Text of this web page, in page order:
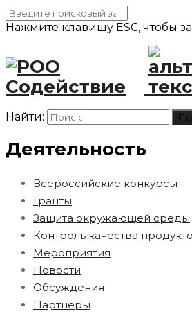
Нажмите клавишу ESC, чтобы
Найти:
Деятельность
Всероссийские конкурсы
Гранты
Защита окружающей среды
Контроль качества
Мероприятия
Новости
Обсуждения
Партнёры